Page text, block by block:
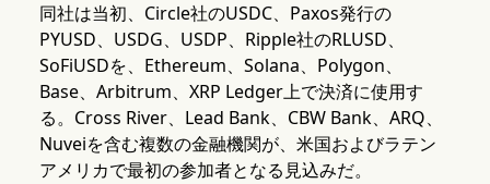
同社は当初、Circle社のUSDC、Paxos発行の
PYUSD、USDG、USDP、Ripple社のRLUSD、
SoFiUSDを、Ethereum、Solana、Polygon、
Base、Arbitrum、XRP Ledger上で決済に使用す
る。Cross River、Lead Bank、CBW Bank、ARQ、
Nuveiを含む複数の金融機関が、米国およびラテン
アメリカで最初の参加者となる見込みだ。